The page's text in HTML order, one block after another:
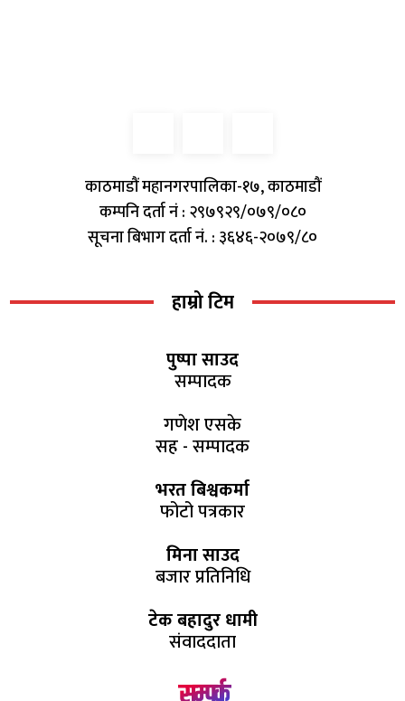
काठमाडौं महानगरपालिका-१७, काठमाडौं
कम्पनि दर्ता नं : २९७९२९/०७९/०८०
सूचना बिभाग दर्ता नं. : ३६४६-२०७९/८०
हाम्रो टिम
पुष्पा साउद
सम्पादक
गणेश एसके
सह - सम्पादक
भरत बिश्वकर्मा
फोटो पत्रकार
मिना साउद
बजार प्रतिनिधि
टेक बहादुर धामी
संवाददाता